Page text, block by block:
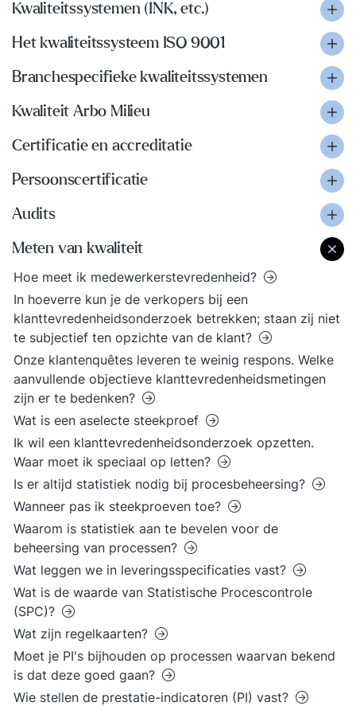
Kwaliteitssystemen (INK, etc.)
Het kwaliteitssysteem ISO 9001
Branchespecifieke kwaliteitssystemen
Kwaliteit Arbo Milieu
Certificatie en accreditatie
Persoonscertificatie
Audits
Meten van kwaliteit
Hoe meet ik medewerkerstevredenheid?
In hoeverre kun je de verkopers bij een
klanttevredenheidsonderzoek betrekken; staan zij niet
te subjectief ten opzichte van de klant?
Onze klantenquêtes leveren te weinig respons. Welke
aanvullende objectieve klanttevredenheidsmetingen
zijn er te bedenken?
Wat is een aselecte steekproef
Ik wil een klanttevredenheidsonderzoek opzetten.
Waar moet ik speciaal op letten?
Is er altijd statistiek nodig bij procesbeheersing?
Wanneer pas ik steekproeven toe?
Waarom is statistiek aan te bevelen voor de
beheersing van processen?
Wat leggen we in leveringsspecificaties vast?
Wat is de waarde van Statistische Procescontrole
(SPC)?
Wat zijn regelkaarten?
Moet je PI's bijhouden op processen waarvan bekend
is dat deze goed gaan?
Wie stellen de prestatie-indicatoren (PI) vast?